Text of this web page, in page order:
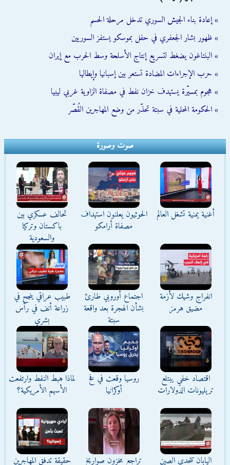
» إعادة بناء الجيش السوري تدخل مرحلة الحسم
» ظهور بشار الجعفري في حفل بموسكو يستفز السوريين
» البنتاغون يضغط لتسريع إنتاج الأسلحة وسط الحرب مع إيران
» حرب الإجراءات المضادة تستعر بين إسبانيا وإيطاليا
» هجوم بمسيّرة يستهدف خزان نفط في مصفاة الزاوية غربي ليبيا
» الحكومة المحلية في سبتة تحذّر من وضع المهاجرين القُصّر
صوت وصورة
أغنية يمنية تشغل العالم
الحوثيون يعلنون استهداف
مصفاة أرامكو
تحالف عسكري بين
باكستان وتركيا
والسعودية
انفراج وشيك لأزمة
مضيق هرمز
اجتماع أوروبي طارئ
بشأن الهجرة بعد واقعة
سبتة
طبيب عراقي ينجح في
زراعة أنف في رأس
بشري
اقتصاد خفي يبتلع
تريليونات الدولارات
روسيا وقعت في فخ
أوكرانيا
لماذا هبط النفط وارتفعت
الأسهم الأمريكية؟
اليابان تتحدى الصين تراجع مخزون صواريخ حقيقة تدفق المهاجرين